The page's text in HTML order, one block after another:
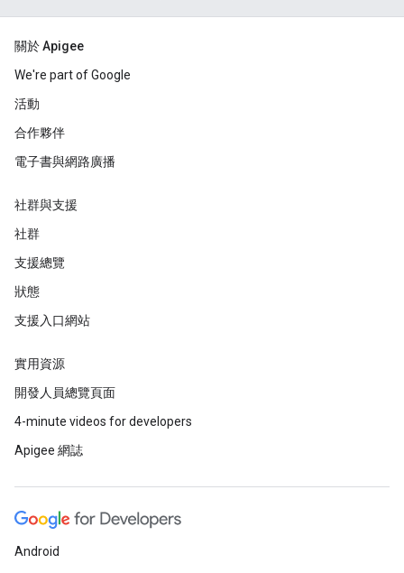
關於 Apigee
We're part of Google
活動
合作夥伴
電子書與網路廣播
社群與支援
社群
支援總覽
狀態
支援入口網站
實用資源
開發人員總覽頁面
4-minute videos for developers
Apigee 網誌
Android